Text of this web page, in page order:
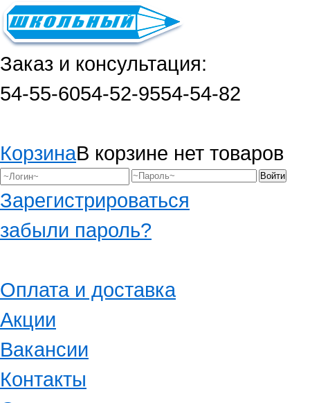
Заказ и консультация:
54-55-6054-52-9554-54-82
КорзинаВ корзине нет товаров
Зарегистрироваться
забыли пароль?
Оплата и доставка
Акции
Вакансии
Контакты